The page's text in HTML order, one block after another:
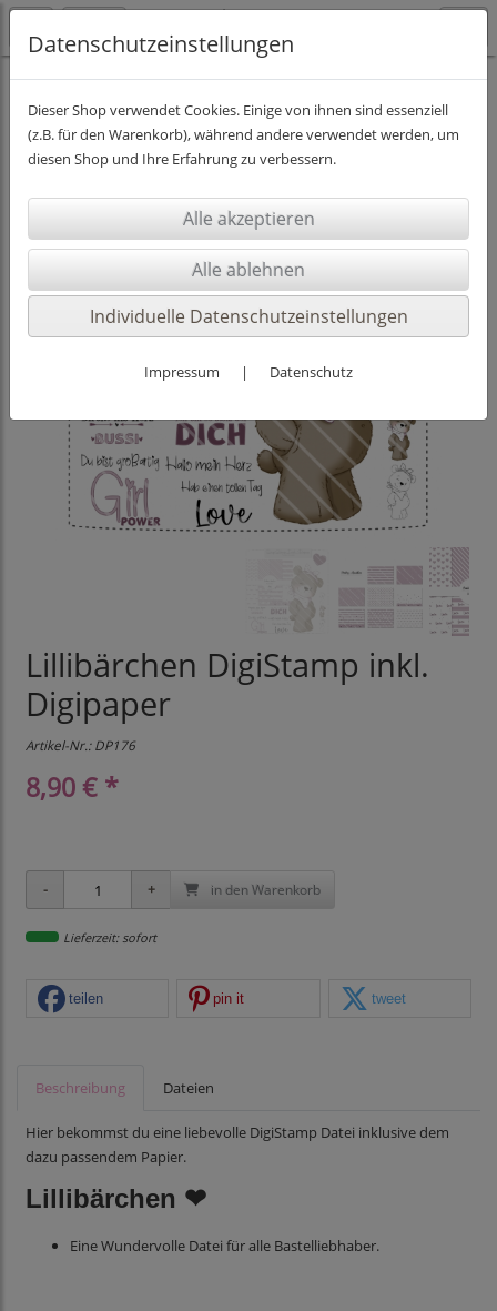
DIGISTAMPS INKL. PAPIER
Lillibärchen DigiStamp inkl.
Digipaper
Artikel-Nr.:DP176
8,90 € *
in den Warenkorb
Lieferzeit: sofort
teilen pin it tweet
Beschreibung Dateien
Hier bekommst du eine liebevolle DigiStamp Datei inklusive dem
dazu passendem Papier.
Lillibärchen ❤
Eine Wundervolle Datei für alle Bastelliebhaber.
Datenschutzeinstellungen
Dieser Shop verwendet Cookies. Einige von ihnen sind essenziell
(z.B. für den Warenkorb), während andere verwendet werden, um
diesen Shop und Ihre Erfahrung zu verbessern.
Individuelle Datenschutzeinstellungen
Impressum | Datenschutz